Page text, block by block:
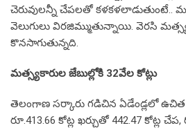
చెరువులన్నీ చేపలతో కళకళలాడుతుంటే..
వెలుగులు విరజిమ్ముతున్నాయి. వెరసి
కొనసాగుతున్నది.
మ‌త్స్య‌కారుల జేబుల్లోకి 32వేల కోట్లు
తెలంగాణ స‌ర్కారు గడిచిన ఏడేండ్లలో
రూ.413.66 కోట్ల ఖర్చుతో 442.47 కోట్ల